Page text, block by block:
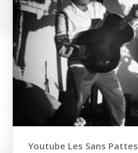
Youtube Les Sans Pattes